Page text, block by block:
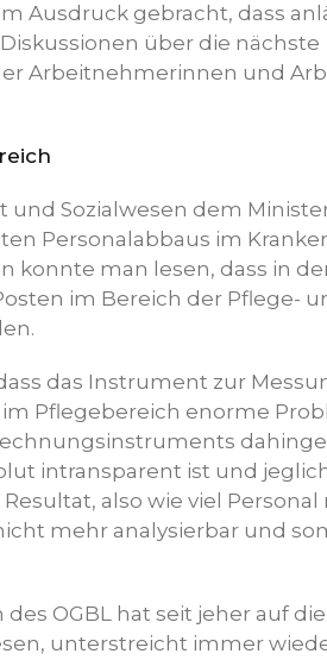
Ausdruck gebracht, dass
über die nächste
Arbeitnehmerinnen und
und Sozialwesen dem
Personalabbaus im
man lesen, dass in
im Bereich der Pflege-
das Instrument zur
Pflegebereich enorme
intransparent ist und
also wie viel
mehr analysierbar und
OGBL hat seit jeher auf
unterstreicht immer